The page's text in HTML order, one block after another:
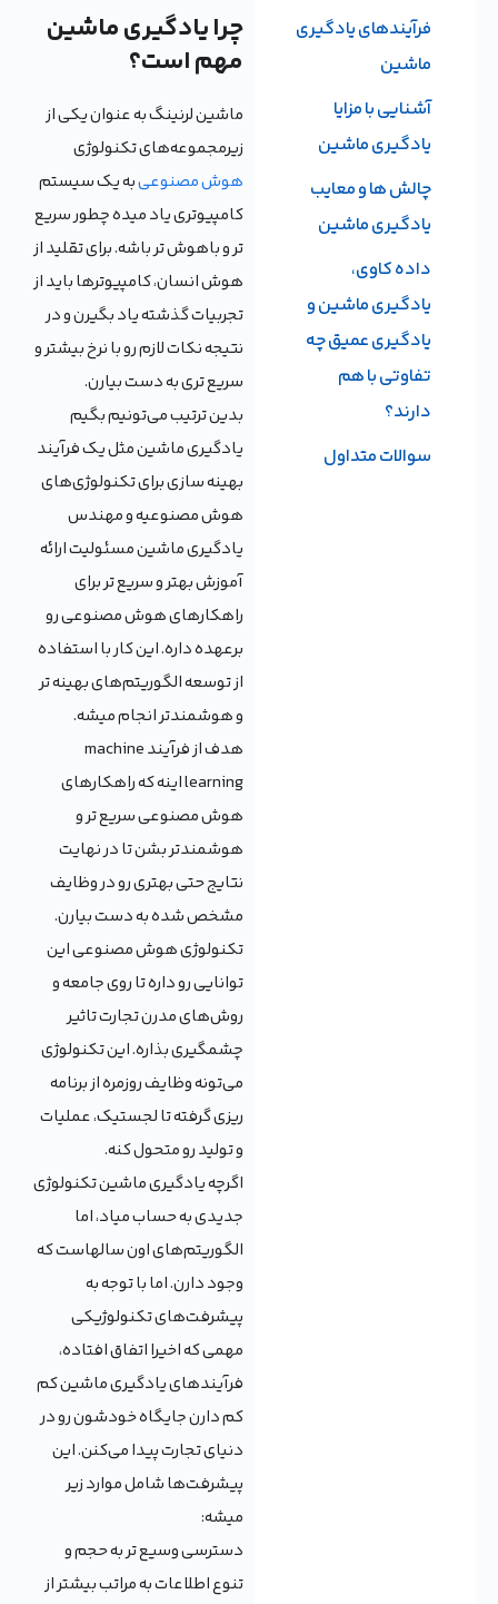
چرا یادگیری ماشین
مهم است؟
ماشین لرنینگ به عنوان یکی از
زیرمجموعه‌های تکنولوژی
هوش مصنوعیبه یک سیستم
کامپیوتری یاد میده چطور سریع
تر و باهوش تر باشه. برای تقلید از
هوش انسان، کامپیوترها باید از
تجربیات گذشته یاد بگیرن و در
نتیجه نکات لازم رو با نرخ بیشتر و
سریع تری به دست بیارن.
بدین ترتیب می‌تونیم بگیم
یادگیری ماشین مثل یک فرآیند
بهینه سازی برای تکنولوژی‌های
هوش مصنوعیه و مهندس
یادگیری ماشین مسئولیت ارائه
آموزش بهتر و سریع تر برای
راهکارهای هوش مصنوعی رو
برعهده داره. این کار با استفاده
از توسعه الگوریتم‌های بهینه تر
و هوشمندتر انجام میشه.
هدف از فرآیند machine
learning اینه که راهکارهای
هوش مصنوعی سریع تر و
هوشمندتر بشن تا در نهایت
نتایج حتی بهتری رو در وظایف
مشخص شده به دست بیارن.
تکنولوژی هوش مصنوعی این
توانایی رو داره تا روی جامعه و
روش‌های مدرن تجارت تاثیر
چشمگیری بذاره. این تکنولوژی
می‌تونه وظایف روزمره از برنامه
ریزی گرفته تا لجستیک، عملیات
و تولید رو متحول کنه.
اگرچه یادگیری ماشین تکنولوژی
جدیدی به حساب میاد، اما
الگوریتم‌های اون سالهاست که
وجود دارن. اما با توجه به
پیشرفت‌های تکنولوژیکی
مهمی که اخیرا اتفاق افتاده،
فرآیندهای یادگیری ماشین کم
کم دارن جایگاه خودشون رو در
دنیای تجارت پیدا می‌کنن. این
پیشرفت‌ها شامل موارد زیر
میشه:
دسترسی وسیع تر به حجم و
تنوع اطلاعات به مراتب بیشتر از
فرآیندهای یادگیری
ماشین
آشنایی با مزایا
یادگیری ماشین
چالش ها و معایب
یادگیری ماشین
داده کاوی،
یادگیری ماشین و
یادگیری عمیق چه
تفاوتی با هم
دارند؟
سوالات متداول